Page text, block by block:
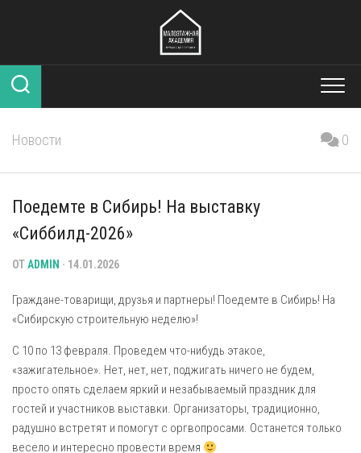
Новости 0
Поедемте в Сибирь! На выставку
«Сиббилд-2026»
ОТADMIN · 14.01.2026
Граждане-товарищи, друзья и партнеры! Поедемте в Сибирь! На
«Сибирскую строительную неделю»!
С 10 по 13 февраля. Проведем что-нибудь этакое,
«зажигательное». Нет, нет, нет, поджигать ничего не будем,
просто опять сделаем яркий и незабываемый праздник для
гостей и участников выставки. Организаторы, традиционно,
радушно встретят и помогут с оргвопросами. Останется только
весело и интересно провести время